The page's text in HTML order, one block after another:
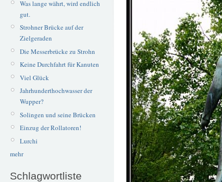
Was lange währt, wird endlich
gut.
Strohner Brücke auf der
Zielgeraden
Die Messerbrücke zu Strohn
Keine Durchfahrt für Kanuten
Viel Glück
Jahrhunderthochwasser der
Wupper?
Solingen und seine Brücken
Einzug der Rollatoren!
Lurchi
mehr
Schlagwortliste